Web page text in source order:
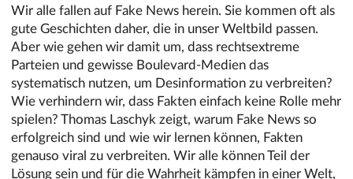
Wir alle fallen auf Fake News herein. Sie kommen oft als
gute Geschichten daher, die in unser Weltbild passen.
Aber wie gehen wir damit um, dass rechtsextreme
Parteien und gewisse Boulevard-Medien das
systematisch nutzen, um Desinformation zu verbreiten?
Wie verhindern wir, dass Fakten einfach keine Rolle mehr
spielen? Thomas Laschyk zeigt, warum Fake News so
erfolgreich sind und wie wir lernen können, Fakten
genauso viral zu verbreiten. Wir alle können Teil der
Lösung sein und für die Wahrheit kämpfen in einer Welt,